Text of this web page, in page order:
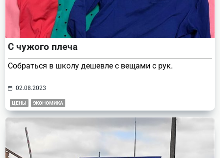
С чужого плеча
Собраться в школу дешевле с вещами с рук.
02.08.2023
ЦЕНЫ ЭКОНОМИКА